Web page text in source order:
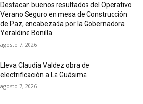
Destacan buenos resultados del Operativo
Verano Seguro en mesa de Construcción
de Paz, encabezada por la Gobernadora
Yeraldine Bonilla
agosto 7, 2026
Lleva Claudia Valdez obra de
electrificación a La Guásima
agosto 7, 2026